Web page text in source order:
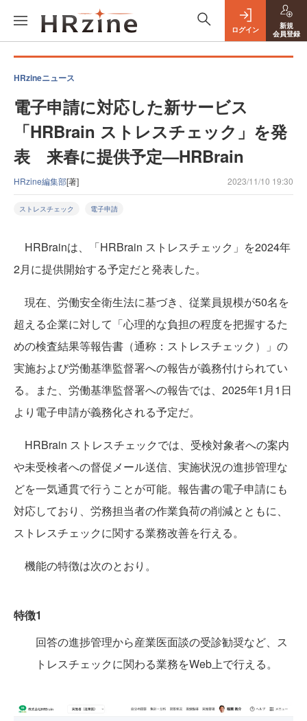
ログイン
新規
会員登録
HRzineニュース
電子申請に対応した新サービス
「HRBrain ストレスチェック」を発
表 来春に提供予定—HRBrain
HRzine編集部[著] 2023/11/10 19:30
ストレスチェック 電子申請
HRBrainは、「HRBrain ストレスチェック」を2024年
2月に提供開始する予定だと発表した。
現在、労働安全衛生法に基づき、従業員規模が50名を
超える企業に対して「心理的な負担の程度を把握するた
めの検査結果等報告書（通称：ストレスチェック）」の
実施および労働基準監督署への報告が義務付けられてい
る。また、労働基準監督署への報告では、2025年1月1日
より電子申請が義務化される予定だ。
HRBrain ストレスチェックでは、受検対象者への案内
や未受検者への督促メール送信、実施状況の進捗管理な
どを一気通貫で行うことが可能。報告書の電子申請にも
対応しており、労務担当者の作業負荷の削減とともに、
ストレスチェックに関する業務改善を行える。
機能の特徴は次のとおり。
特徴1
回答の進捗管理から産業医面談の受診勧奨など、ス
トレスチェックに関わる業務をWeb上で行える。